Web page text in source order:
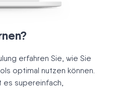
erfahren Sie, wie Sie
optimal nutzen können.
es supereinfach,